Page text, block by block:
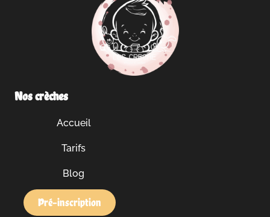
Nos crèches
Accueil
Tarifs
Blog
Pré-inscription